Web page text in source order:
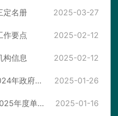
定名册 2025-03-27
作要点 2025-02-12
构信息 2025-02-12
岳阳县张谷英管理处2024年政府信息公开工作年度报告 2025-01-26
岳阳县张谷英管理处 2025年度单位预算公开 2025-01-16